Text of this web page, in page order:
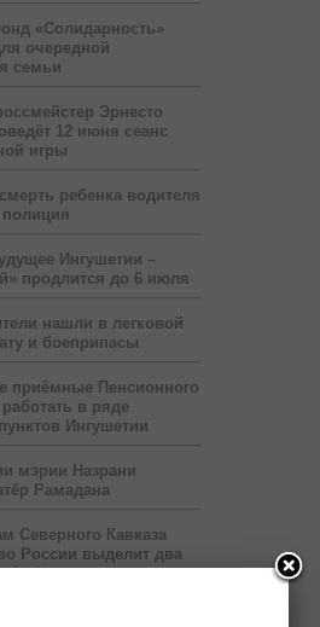
«Солидарность»
очередной
семьи
Эрнесто
12 июня сеанс
игры
ребенка водителя
полиция
Ингушетии –
продлится до 6 июля
нашли в легковой
и боеприпасы
приёмные Пенсионного
в ряде
Ингушетии
мэрии Назрани
Рамадана
Северного Кавказа
России выделит два